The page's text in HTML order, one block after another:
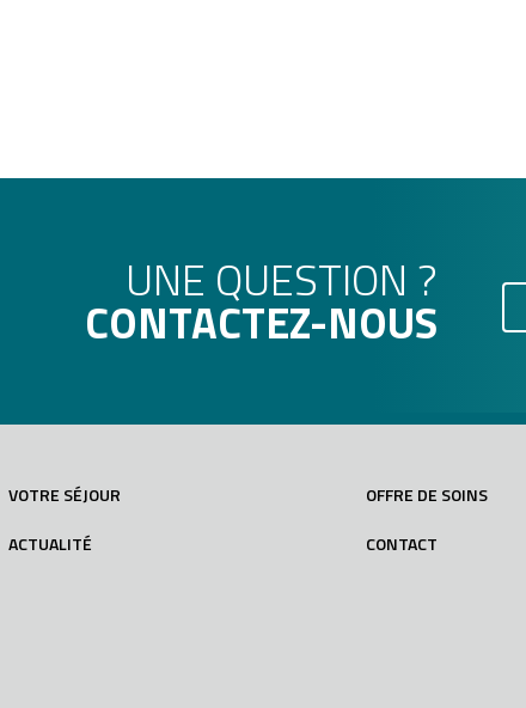
UNE QUESTION ?
CONTACTEZ-NOUS
VOTRE SÉJOUR OFFRE DE SOINS
ACTUALITÉ CONTACT